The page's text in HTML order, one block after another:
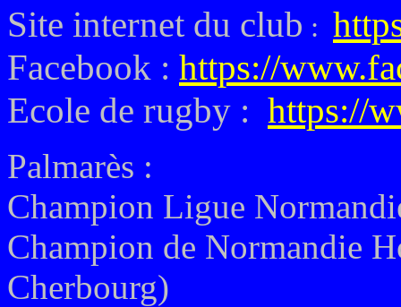
Site internet du club :
Facebook : https://
Ecole de rugby : https://
Palmarès :
Champion Ligue
Champion de Normandie
Cherbourg)